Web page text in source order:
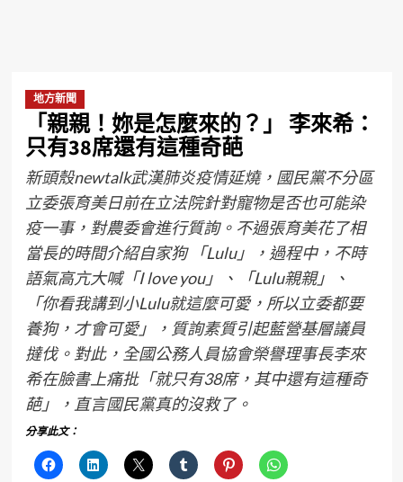
地方新聞
「親親！妳是怎麼來的？」 李來希：
只有38席還有這種奇葩
新頭殼newtalk武漢肺炎疫情延燒，國民黨不分區
立委張育美日前在立法院針對寵物是否也可能染
疫一事，對農委會進行質詢。不過張育美花了相
當長的時間介紹自家狗 「Lulu」，過程中，不時
語氣高亢大喊「I love you」、「Lulu親親」、
「你看我講到小Lulu就這麼可愛，所以立委都要
養狗，才會可愛」，質詢素質引起藍營基層議員
撻伐。對此，全國公務人員協會榮譽理事長李來
希在臉書上痛批「就只有38席，其中還有這種奇
葩」，直言國民黨真的沒救了。
分享此文：